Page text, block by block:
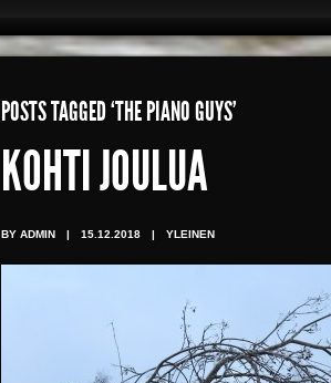
POSTS TAGGED ‘THE PIANO GUYS’
KOHTI JOULUA
BY ADMIN | 15.12.2018 | YLEINEN